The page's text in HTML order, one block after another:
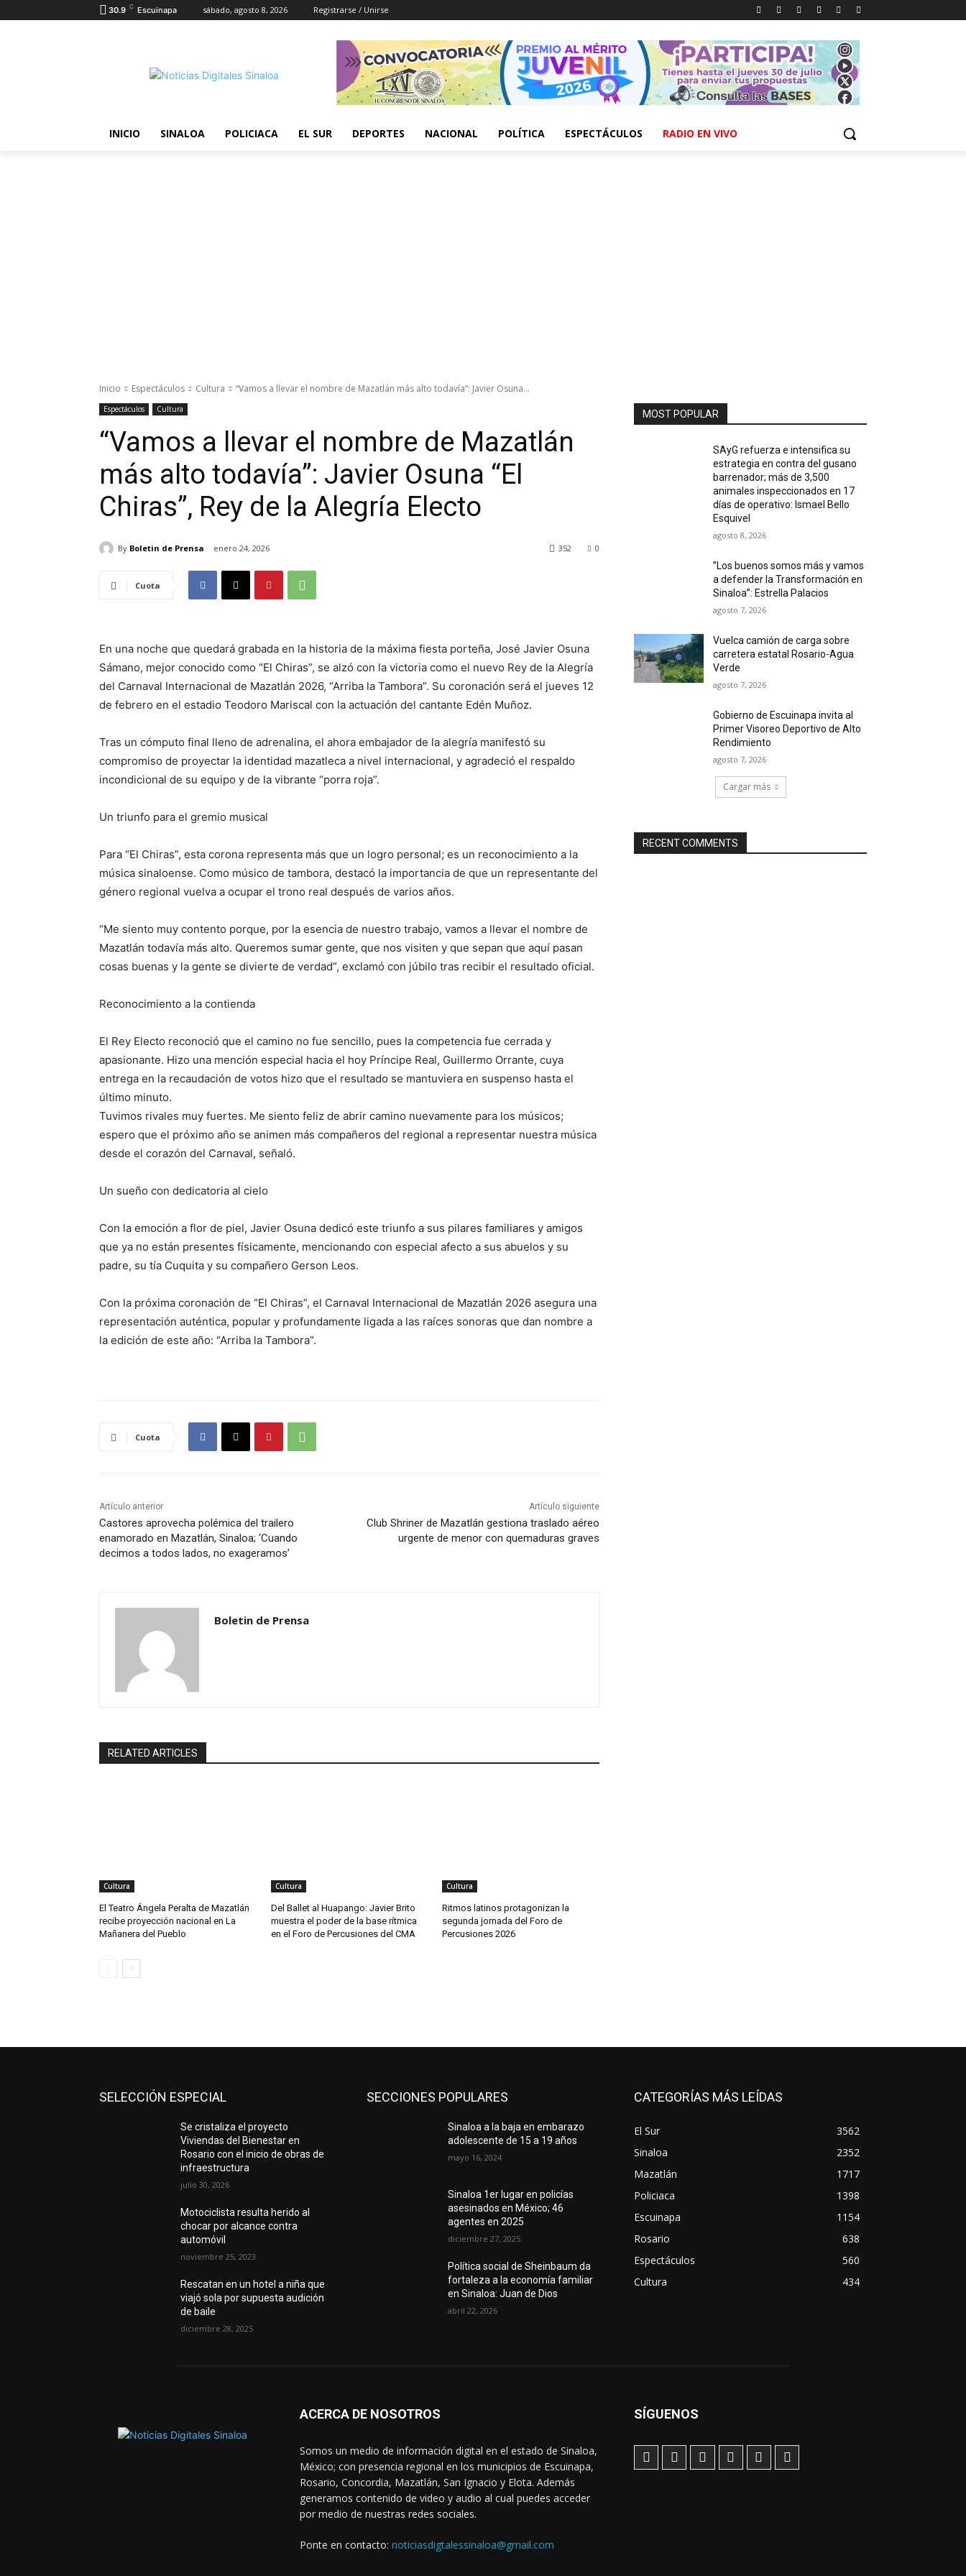
30.9 C Escuinapa sábado, agosto 8, 2026 Registrarse / Unirse
INICIO SINALOA POLICIACA EL SUR DEPORTES NACIONAL POLÍTICA ESPECTÁCULOS RADIO EN VIVO
Inicio Espectáculos Cultura “Vamos a llevar el nombre de Mazatlán más alto todavía”: Javier Osuna...
Espectáculos Cultura
“Vamos a llevar el nombre de Mazatlán
más alto todavía”: Javier Osuna “El
Chiras”, Rey de la Alegría Electo
By Boletin de Prensa enero 24, 2026 0
352
Cuota
En una noche que quedará grabada en la historia de la máxima fiesta porteña, José Javier Osuna
Sámano, mejor conocido como “El Chiras”, se alzó con la victoria como el nuevo Rey de la Alegría
del Carnaval Internacional de Mazatlán 2026, “Arriba la Tambora”. Su coronación será el jueves 12
de febrero en el estadio Teodoro Mariscal con la actuación del cantante Edén Muñoz.
Tras un cómputo final lleno de adrenalina, el ahora embajador de la alegría manifestó su
compromiso de proyectar la identidad mazatleca a nivel internacional, y agradeció el respaldo
incondicional de su equipo y de la vibrante “porra roja”.
Un triunfo para el gremio musical
Para “El Chiras”, esta corona representa más que un logro personal; es un reconocimiento a la
música sinaloense. Como músico de tambora, destacó la importancia de que un representante del
género regional vuelva a ocupar el trono real después de varios años.
“Me siento muy contento porque, por la esencia de nuestro trabajo, vamos a llevar el nombre de
Mazatlán todavía más alto. Queremos sumar gente, que nos visiten y que sepan que aquí pasan
cosas buenas y la gente se divierte de verdad”, exclamó con júbilo tras recibir el resultado oficial.
Reconocimiento a la contienda
El Rey Electo reconoció que el camino no fue sencillo, pues la competencia fue cerrada y
apasionante. Hizo una mención especial hacia el hoy Príncipe Real, Guillermo Orrante, cuya
entrega en la recaudación de votos hizo que el resultado se mantuviera en suspenso hasta el
último minuto.
Tuvimos rivales muy fuertes. Me siento feliz de abrir camino nuevamente para los músicos;
espero que el próximo año se animen más compañeros del regional a representar nuestra música
desde el corazón del Carnaval, señaló.
Un sueño con dedicatoria al cielo
Con la emoción a flor de piel, Javier Osuna dedicó este triunfo a sus pilares familiares y amigos
que ya no están presentes físicamente, mencionando con especial afecto a sus abuelos y su
padre, su tía Cuquita y su compañero Gerson Leos.
Con la próxima coronación de “El Chiras”, el Carnaval Internacional de Mazatlán 2026 asegura una
representación auténtica, popular y profundamente ligada a las raíces sonoras que dan nombre a
la edición de este año: “Arriba la Tambora”.
Cuota
Artículo anterior
Castores aprovecha polémica del trailero
enamorado en Mazatlán, Sinaloa; ‘Cuando
decimos a todos lados, no exageramos’
Artículo siguiente
Club Shriner de Mazatlán gestiona traslado aéreo
urgente de menor con quemaduras graves
Boletin de Prensa
RELATED ARTICLES
Cultura
El Teatro Ángela Peralta de Mazatlán
recibe proyección nacional en La
Mañanera del Pueblo
Cultura
Del Ballet al Huapango: Javier Brito
muestra el poder de la base rítmica
en el Foro de Percusiones del CMA
Cultura
Ritmos latinos protagonizan la
segunda jornada del Foro de
Percusiones 2026
MOST POPULAR
SAyG refuerza e intensifica su
estrategia en contra del gusano
barrenador; más de 3,500
animales inspeccionados en 17
días de operativo: Ismael Bello
Esquivel
agosto 8, 2026
”Los buenos somos más y vamos
a defender la Transformación en
Sinaloa”: Estrella Palacios
agosto 7, 2026
Vuelca camión de carga sobre
carretera estatal Rosario-Agua
Verde
agosto 7, 2026
Gobierno de Escuinapa invita al
Primer Visoreo Deportivo de Alto
Rendimiento
agosto 7, 2026
Cargar más
RECENT COMMENTS
SELECCIÓN ESPECIAL
Se cristaliza el proyecto
Viviendas del Bienestar en
Rosario con el inicio de obras de
infraestructura
julio 30, 2026
Motociclista resulta herido al
chocar por alcance contra
automóvil
noviembre 25, 2023
Rescatan en un hotel a niña que
viajó sola por supuesta audición
de baile
diciembre 28, 2025
SECCIONES POPULARES
Sinaloa a la baja en embarazo
adolescente de 15 a 19 años
mayo 16, 2024
Sinaloa 1er lugar en policías
asesinados en México; 46
agentes en 2025
diciembre 27, 2025
Política social de Sheinbaum da
fortaleza a la economía familiar
en Sinaloa: Juan de Dios
abril 22, 2026
CATEGORÍAS MÁS LEÍDAS
El Sur
3562
Sinaloa
2352
Mazatlán
1717
Policiaca
1398
Escuinapa
1154
Rosario
638
Espectáculos
560
Cultura
434
ACERCA DE NOSOTROS
Somos un medio de información digital en el estado de Sinaloa,
México; con presencia regional en los municipios de Escuinapa,
Rosario, Concordia, Mazatlán, San Ignacio y Elota. Además
generamos contenido de video y audio al cual puedes acceder
por medio de nuestras redes sociales.
Ponte en contacto: noticiasdigtalessinaloa@gmail.com
SÍGUENOS